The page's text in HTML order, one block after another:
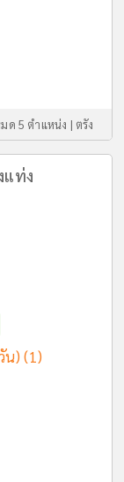
ด 5 ตำแหน่ง | ตรัง
แท่ง
น)(1)